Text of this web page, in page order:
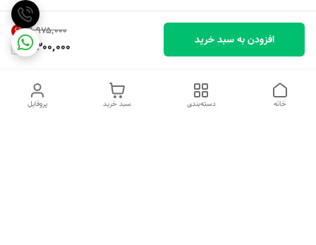
۹٬۹۷۵٬۰۰۰ 6%
9,300,000 افزودن به سبد خرید
پروفایل سبد خرید دسته‌بندی خانه